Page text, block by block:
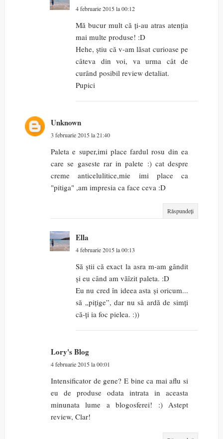
4 februarie 2015 la 00:12
Mă bucur mult că ți-au atras atenția
mai multe produse! :D
Hehe, știu că v-am lăsat curioase pe
câteva din voi, va urma cât de
curând posibil review detaliat.
Pupici
Unknown
3 februarie 2015 la 21:40
Paleta e super,imi place fardul rosu din ea
care se gaseste rar in palete :) cat despre
creme anticelulitice,mie imi place ca
"pitiga" ,am impresia ca face ceva :D
Răspundeți
Ella
4 februarie 2015 la 00:13
Să știi că exact la asra m-am gândit
și eu când am văîzit paleta. :D
Eu nu cred în ideea asta și oricum...
să „pițige”, dar nu să ardă de simți
că-ți ia foc pielea. :))
Lory's Blog
4 februarie 2015 la 00:01
Intensificator de gene? E bine ca mai aflu si
eu de produse odata intrata in aceasta
minunata lume a blogosferei! :) Astept
review, Clar!